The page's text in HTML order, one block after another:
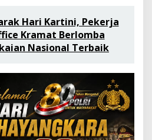
Hari Kartini, Pekerja
Kramat Berlomba
Nasional Terbaik